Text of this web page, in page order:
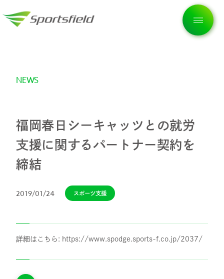
企業情報
スタッフ紹介
NEWS
福岡春日シーキャッツとの就労
支援に関するパートナー契約を
締結
2019/01/24 スポーツ支援
詳細はこちら: https://www.spodge.sports-f.co.jp/2037/